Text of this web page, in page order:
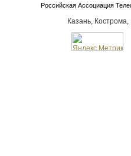
Российская Ассоциация
Казань,